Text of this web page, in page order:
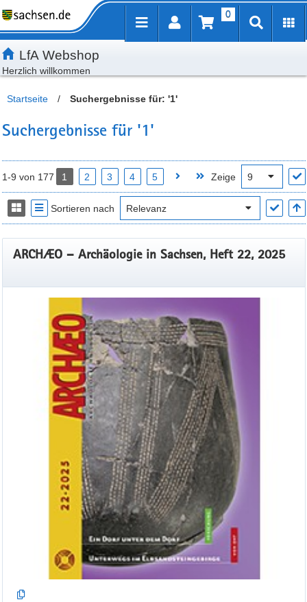
Inhalt
Kundenmenü
Artikelsuche
Servicemenü 0
LfA Webshop
Herzlich willkommen
Startseite / Suchergebnisse für: '1'
Suchergebnisse für '1'
1-9 von 177 1 2 3 4 5 Zeige
Sortieren nach
ARCHÆO – Archäologie in Sachsen, Heft 22, 2025